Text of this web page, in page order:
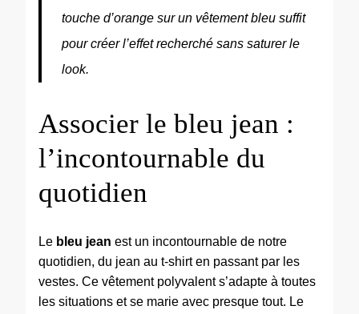
touche d’orange sur un vêtement bleu suffit
pour créer l’effet recherché sans saturer le
look.
Associer le bleu jean :
l’incontournable du
quotidien
Le bleu jean est un incontournable de notre
quotidien, du jean au t-shirt en passant par les
vestes. Ce vêtement polyvalent s’adapte à toutes
les situations et se marie avec presque tout. Le